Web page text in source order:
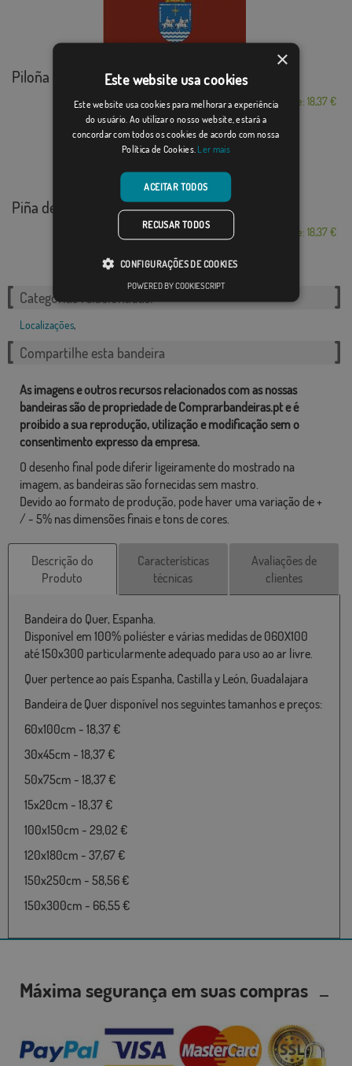
Piloña
Desde: 18,37 €
Piña de Esgueva
Desde: 18,37 €
Categorias relacionadas:
Localizações,
Compartilhe esta bandeira
As imagens e outros recursos relacionados com as nossas
bandeiras são de propriedade de Comprarbandeiras.pt e é
proibido a sua reprodução, utilização e modificação sem o
consentimento expresso da empresa.
O desenho final pode diferir ligeiramente do mostrado na
imagem, as bandeiras são fornecidas sem mastro.
Devido ao formato de produção, pode haver uma variação de +
/ - 5% nas dimensões finais e tons de cores.
Descrição do
Produto
Características
técnicas
Avaliações de
clientes
Bandeira do Quer, Espanha.
Disponível em 100% poliéster e várias medidas de 060X100
até 150x300 particularmente adequado para uso ao ar livre.
Quer pertence ao país Espanha, Castilla y León, Guadalajara
Bandeira de Quer disponível nos seguintes tamanhos e preços:
60x100cm - 18,37 €
30x45cm - 18,37 €
50x75cm - 18,37 €
15x20cm - 18,37 €
100x150cm - 29,02 €
120x180cm - 37,67 €
150x250cm - 58,56 €
150x300cm - 66,55 €
Máxima segurança em suas compras
×
Este website usa cookies
Este website usa cookies para melhorar a experiência
do usuário. Ao utilizar o nosso website, estará a
concordar com todos os cookies de acordo com nossa
Política de Cookies. Ler mais
ACEITAR TODOS
RECUSAR TODOS
CONFIGURAÇÕES DE COOKIES
POWERED BY COOKIESCRIPT